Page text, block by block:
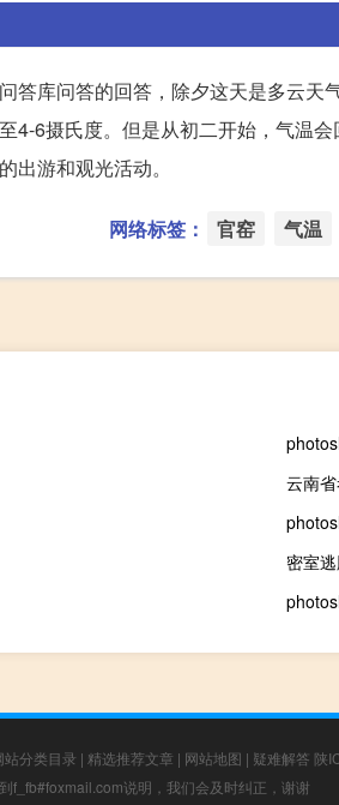
答库问答的回答，除夕这天是多云天
4-6摄氏度。但是从初二开始，气温
出游和观光活动。
网络标签： 官窑 气温
云南
密室
站分类目录 | 精选推荐文章 | 网站地图 | 疑难解答 陕
f_fb#foxmail.com说明，我们会及时纠正，谢谢